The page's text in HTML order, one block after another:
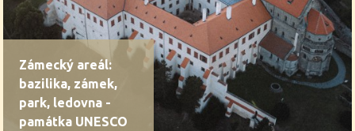
Zámecký areál:
bazilika, zámek,
park, ledovna -
památka UNESCO